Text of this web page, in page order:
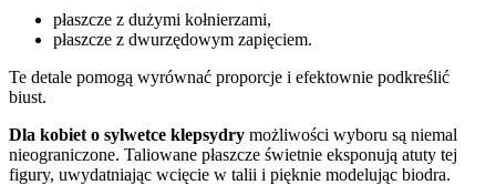
płaszcze z dużymi kołnierzami,
płaszcze z dwurzędowym zapięciem.
Te detale pomogą wyrównać proporcje i efektownie podkreślić
biust.
Dla kobiet o sylwetce klepsydry możliwości wyboru są niemal
nieograniczone. Taliowane płaszcze świetnie eksponują atuty tej
figury, uwydatniając wcięcie w talii i pięknie modelując biodra.